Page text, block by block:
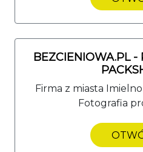
BEZCIENIOWA.PL -
Firma z miasta
Fotografia